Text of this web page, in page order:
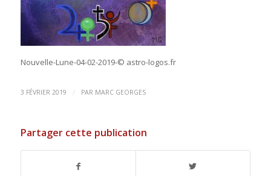
Nouvelle-Lune-04-02-2019-© astro-logos.fr
3 FÉVRIER 2019 / PAR MARC GEORGES
Partager cette publication